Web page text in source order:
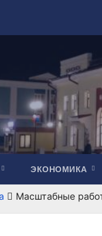
ЭКОНОМИКА
Масштабные